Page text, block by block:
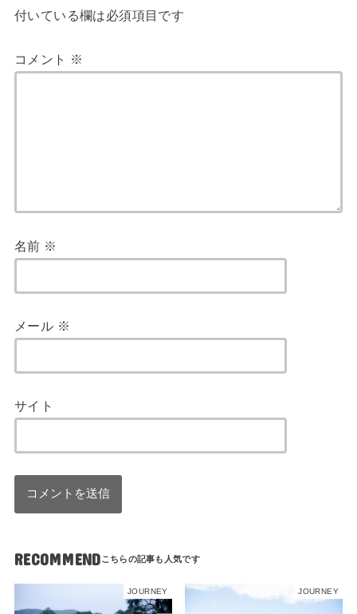
付いている欄は必須項目です
コメント ※
名前 ※
メール ※
サイト
RECOMMEND
JOURNEY JOURNEY